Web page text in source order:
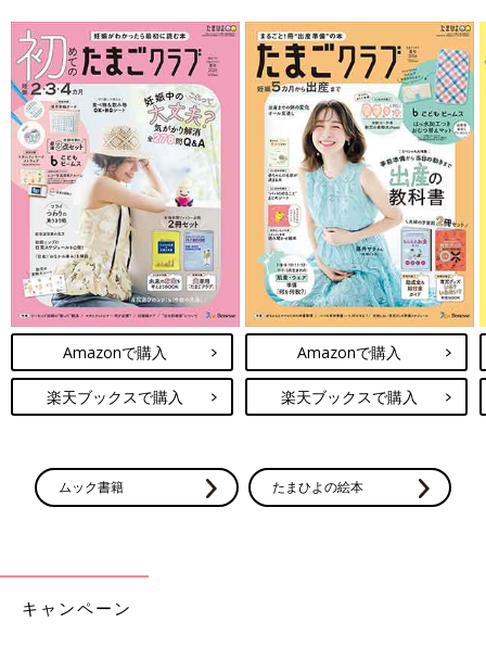
Amazonで購入
楽天ブックスで購入
Amazonで購入
楽天ブックスで購入
ムック書籍 たまひよの絵本
キャンペーン